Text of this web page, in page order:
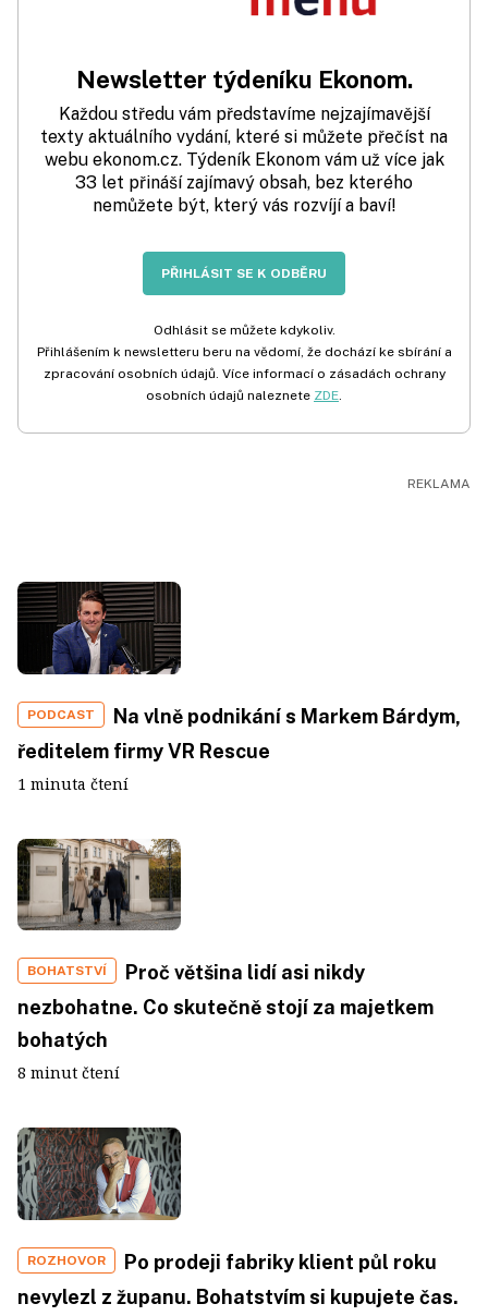
Newsletter týdeníku Ekonom.
Každou středu vám představíme nejzajímavější
texty aktuálního vydání, které si můžete přečíst na
webu ekonom.cz. Týdeník Ekonom vám už více jak
33 let přináší zajímavý obsah, bez kterého
nemůžete být, který vás rozvíjí a baví!
PŘIHLÁSIT SE K ODBĚRU
Odhlásit se můžete kdykoliv.
Přihlášením k newsletteru beru na vědomí, že dochází ke sbírání a
zpracování osobních údajů. Více informací o zásadách ochrany
osobních údajů naleznete ZDE.
PODCAST
Na vlně podnikání s Markem Bárdym,
ředitelem firmy VR Rescue
1 minuta čtení
BOHATSTVÍ
Proč většina lidí asi nikdy
nezbohatne. Co skutečně stojí za majetkem
bohatých
8 minut čtení
ROZHOVOR
Po prodeji fabriky klient půl roku
nevylezl z županu. Bohatstvím si kupujete čas.